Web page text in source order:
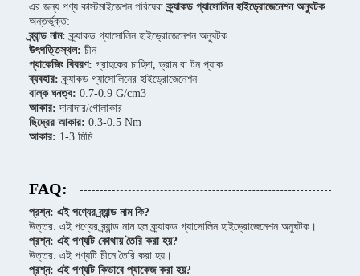
এর জন্য পণ্য কাস্টমাইজেশন পরিষেবাক্র্যাকড গ্যাসোলিন হাইড্রোজেনেশন অনুঘটক
অন্তর্ভুক্ত:
ব্র্যান্ড নাম:ক্র্যাকড গ্যাসোলিন হাইড্রোজেনেশন অনুঘটক
উৎপত্তিস্থল: চীন
প্যাকেজিং বিবরণ: গ্রাহকের চাহিদা, ড্রাম বা টন প্যাক
ব্যবহার:ক্র্যাকড গ্যাসোলিনের হাইড্রোজেনেশন
বাল্ক ঘনত্ব: 0.7-0.9 G/cm3
আকার:দানাদার/গোলাকার
ছিদ্রের আকার: 0.3-0.5 Nm
আকার: 1-3 মিমি
FAQ:
প্রশ্ন: এই পণ্যের ব্র্যান্ড নাম কি?
উত্তর: এই পণ্যের ব্র্যান্ড নাম হল ক্র্যাকড গ্যাসোলিন হাইড্রোজেনেশন অনুঘটক।
প্রশ্ন: এই পণ্যটি কোথায় তৈরি করা হয়?
উত্তর: এই পণ্যটি চীনে তৈরি করা হয়।
প্রশ্ন: এই পণ্যটি কিভাবে প্যাকেজ করা হয়?